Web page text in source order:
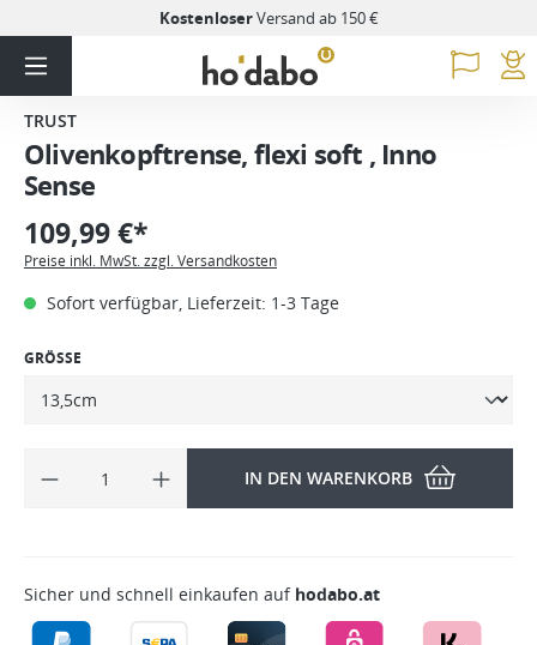
KostenloserVersand ab 150 €
TRUST
Olivenkopftrense, flexi soft , Inno
Sense
109,99 €*
Preise inkl. MwSt. zzgl. Versandkosten
Sofort verfügbar, Lieferzeit: 1-3 Tage
GRÖSSE
IN DEN WARENKORB
Sicher und schnell einkaufen auf hodabo.at